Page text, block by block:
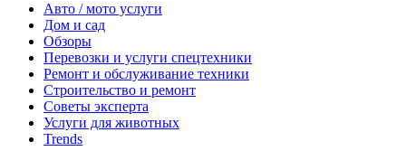
Авто / мото услуги
Дом и сад
Обзоры
Перевозки и услуги спецтехники
Ремонт и обслуживание техники
Строительство и ремонт
Советы эксперта
Услуги для животных
Trends